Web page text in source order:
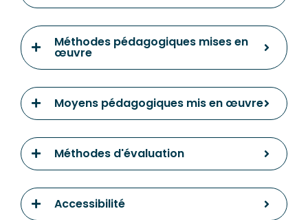
Méthodes pédagogiques mises en
œuvre
Moyens pédagogiques mis en œuvre
Méthodes d'évaluation
Accessibilité